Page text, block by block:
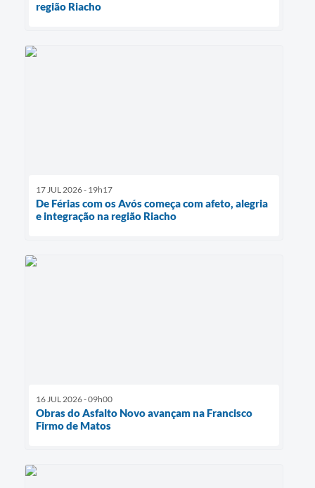
região Riacho
17 JUL 2026 - 19h17
De Férias com os Avós começa com afeto, alegria
e integração na região Riacho
16 JUL 2026 - 09h00
Obras do Asfalto Novo avançam na Francisco
Firmo de Matos